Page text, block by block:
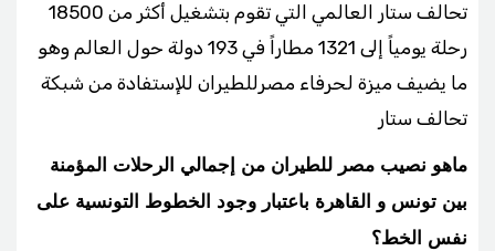
تحالف ستار العالمي التي تقوم بتشغيل أكثر من 18500
رحلة يومياً إلى 1321 مطاراً في 193 دولة حول العالم وهو
ما يضيف ميزة لحرفاء مصرللطيران للإستفادة من شبكة
تحالف ستار
ماهو نصيب مصر للطيران من إجمالي الرحلات المؤمنة
بين تونس و القاهرة باعتبار وجود الخطوط التونسية على
نفس الخط؟